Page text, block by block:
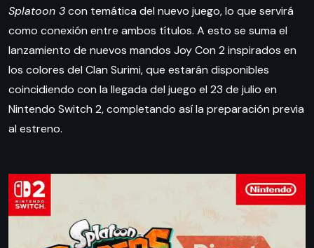
Splatoon 3con temática del nuevo juego, lo que servirá
como conexión entre ambos títulos. A esto se suma el
lanzamiento de nuevos mandos Joy Con 2 inspirados en
los colores del Clan Surimi, que estarán disponibles
coincidiendo con la llegada del juego el 23 de julio en
Nintendo Switch 2, completando así la preparación previa
al estreno.